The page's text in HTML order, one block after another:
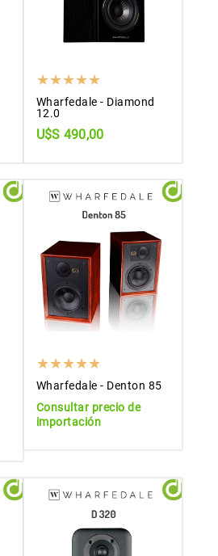
Wharfedale - Diamond
12.0
U$S 490,00
Wharfedale - Denton 85
Consultar precio de
importación